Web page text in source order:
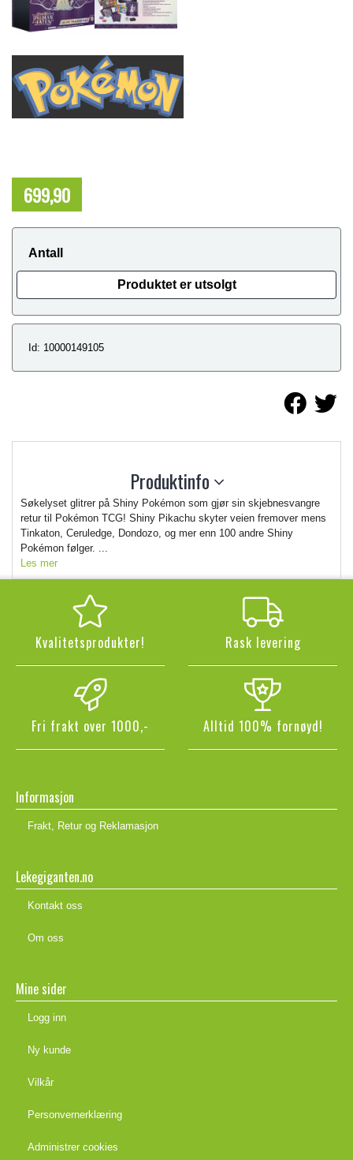
699,90
Antall
Produktet er utsolgt
Id: 10000149105
Produktinfo
Søkelyset glitrer på Shiny Pokémon som gjør sin skjebnesvangre
retur til Pokémon TCG! Shiny Pikachu skyter veien fremover mens
Tinkaton, Ceruledge, Dondozo, og mer enn 100 andre Shiny
Pokémon følger. ...
Les mer
Kvalitetsprodukter! Rask levering
Fri frakt over 1000,- Alltid 100% fornøyd!
Informasjon
Frakt, Retur og Reklamasjon
Lekegiganten.no
Kontakt oss
Om oss
Mine sider
Logg inn
Ny kunde
Vilkår
Personvernerklæring
Administrer cookies